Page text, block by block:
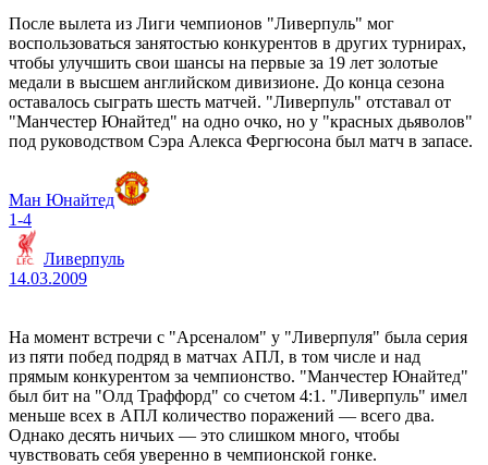
После вылета из Лиги чемпионов "Ливерпуль" мог
воспользоваться занятостью конкурентов в других турнирах,
чтобы улучшить свои шансы на первые за 19 лет золотые
медали в высшем английском дивизионе. До конца сезона
оставалось сыграть шесть матчей. "Ливерпуль" отставал от
"Манчестер Юнайтед" на одно очко, но у "красных дьяволов"
под руководством Сэра Алекса Фергюсона был матч в запасе.
Ман Юнайтед
1-4
Ливерпуль
14.03.2009
На момент встречи с "Арсеналом" у "Ливерпуля" была серия
из пяти побед подряд в матчах АПЛ, в том числе и над
прямым конкурентом за чемпионство. "Манчестер Юнайтед"
был бит на "Олд Траффорд" со счетом 4:1. "Ливерпуль" имел
меньше всех в АПЛ количество поражений — всего два.
Однако десять ничьих — это слишком много, чтобы
чувствовать себя уверенно в чемпионской гонке.